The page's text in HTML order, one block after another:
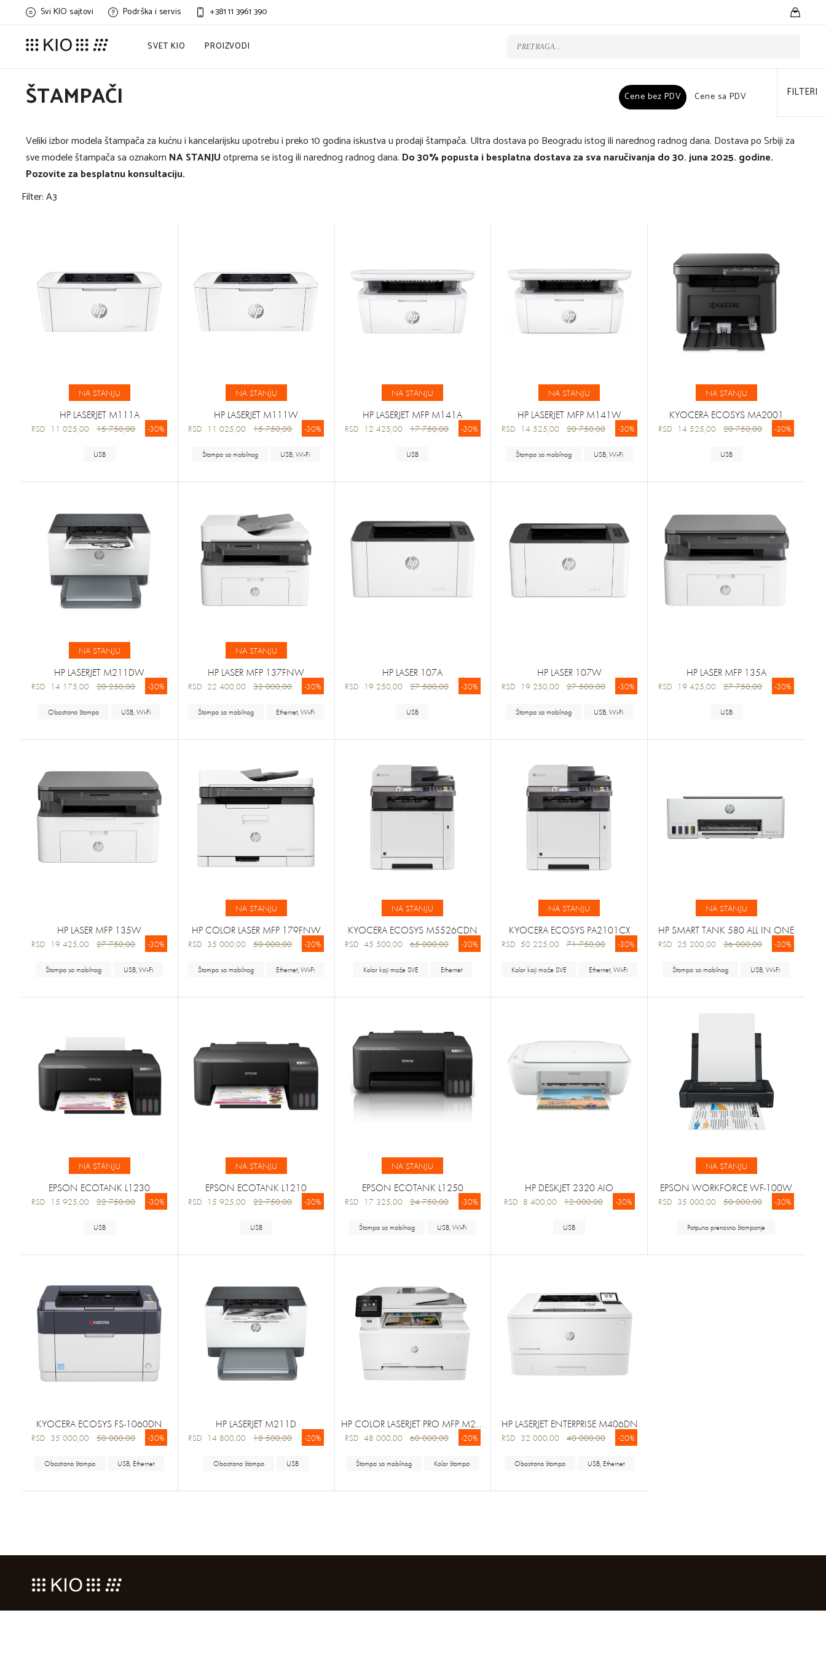
Svi KIO sajtovi Podrška i servis +381 11 3961 390
SVET KIO PROIZVODI
FILTERI
ŠTAMPAČI Cene bez PDV Cene sa PDV
Cene bez PDV Cene sa PDV
Veliki izbor modela štampača za kućnu i kancelarijsku upotrebu i preko 10 godina iskustva u prodaji štampača. Ultra dostava po Beogradu istog ili narednog radnog dana. Dostava po Srbiji za
sve modele štampača sa oznakom NA STANJUotprema se istog ili narednog radnog dana. Do 30% popusta i besplatna dostava za sva naručivanja do 30. juna 2025. godine.
Pozovite za besplatnu konsultaciju.
Filter: A3
NA STANJU
HP LASERJET M111A
RSD 11 025,0015 750,00 -30%
USB
NA STANJU
HP LASERJET M111W
RSD 11 025,0015 750,00 -30%
Štampa sa mobilnog USB, Wi-Fi
NA STANJU
HP LASERJET MFP M141A
RSD 12 425,00 17 750,00 -30%
USB
NA STANJU
HP LASERJET MFP M141W
RSD 14 525,0020 750,00 -30%
Štampa sa mobilnog USB, Wi-Fi
NA STANJU
KYOCERA ECOSYS MA2001
RSD 14 525,0020 750,00 -30%
USB
NA STANJU
HP LASERJET M211DW
RSD 14 175,0020 250,00 -30%
Obostrana štampa USB, Wi-Fi
NA STANJU
HP LASER MFP 137FNW
RSD 22 400,0032 000,00 -30%
Štampa sa mobilnog Ethernet, Wi-Fi
HP LASER 107A
RSD 19 250,00 27 500,00 -30%
USB
HP LASER 107W
RSD 19 250,0027 500,00 -30%
Štampa sa mobilnog USB, Wi-Fi
HP LASER MFP 135A
RSD 19 425,0027 750,00 -30%
USB
HP LASER MFP 135W
RSD 19 425,0027 750,00 -30%
Štampa sa mobilnog USB, Wi-Fi
NA STANJU
HP COLOR LASER MFP 179FNW
RSD 35 000,0050 000,00 -30%
Štampa sa mobilnog Ethernet, Wi-Fi
NA STANJU
KYOCERA ECOSYS M5526CDN
RSD 45 500,00 65 000,00 -30%
Kolor koji može SVE Ethernet
NA STANJU
KYOCERA ECOSYS PA2101CX
RSD 50 225,0071 750,00 -30%
Kolor koji može SVE Ethernet, Wi-Fi
NA STANJU
HP SMART TANK 580 ALL IN ONE
RSD 25 200,0036 000,00 -30%
Štampa sa mobilnog USB, Wi-Fi
NA STANJU
EPSON ECOTANK L1230
RSD 15 925,0022 750,00 -30%
USB
NA STANJU
EPSON ECOTANK L1210
RSD 15 925,0022 750,00 -30%
USB
NA STANJU
EPSON ECOTANK L1250
RSD 17 325,00 24 750,00 -30%
Štampa sa mobilnog USB, Wi-Fi
HP DESKJET 2320 AIO
RSD 8 400,0012 000,00 -30%
USB
NA STANJU
EPSON WORKFORCE WF-100W
RSD 35 000,0050 000,00 -30%
Potpuno prenosno štampanje
KYOCERA ECOSYS FS-1060DN
RSD 35 000,0050 000,00 -30%
Obostrana štampa USB, Ethernet
HP LASERJET M211D
RSD 14 800,0018 500,00 -20%
Obostrana štampa USB
RSD 48 000,00 60 000,00 -20%
Štampa sa mobilnog Kolor štampa
HP LASERJET ENTERPRISE M406DN
RSD 32 000,0040 000,00 -20%
Obostrana štampa USB, Ethernet